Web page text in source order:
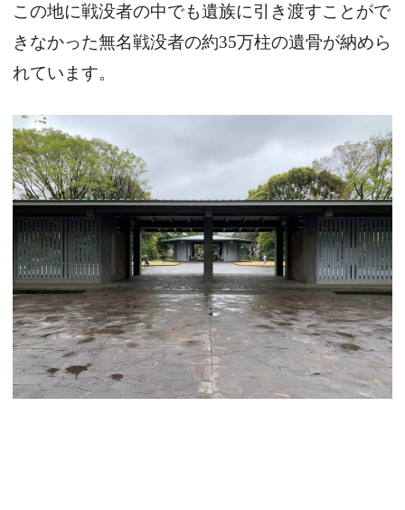
この地に戦没者の中でも遺族に引き渡すことがで
きなかった無名戦没者の約35万柱の遺骨が納めら
れています。